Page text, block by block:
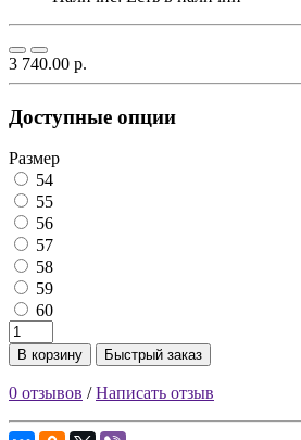
3 740.00 р.
Доступные опции
Размер
54
55
56
57
58
59
60
В корзину Быстрый заказ
0 отзывов /Написать отзыв